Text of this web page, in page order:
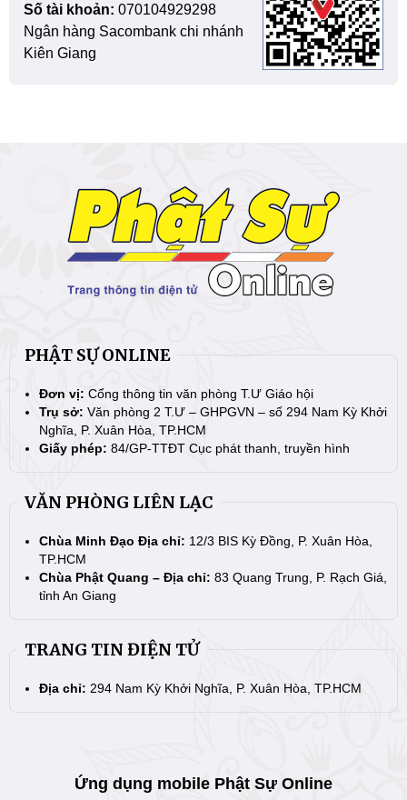
Số tài khoản: 070104929298
Ngân hàng Sacombank chi nhánh
Kiên Giang
PHẬT SỰ ONLINE
Đơn vị: Cổng thông tin văn phòng T.Ư Giáo hội
Trụ sở: Văn phòng 2 T.Ư – GHPGVN – số 294 Nam Kỳ Khởi
Nghĩa, P. Xuân Hòa, TP.HCM
Giấy phép: 84/GP-TTĐT Cục phát thanh, truyền hình
VĂN PHÒNG LIÊN LẠC
Chùa Minh Đạo Địa chỉ: 12/3 BIS Kỳ Đồng, P. Xuân Hòa,
TP.HCM
Chùa Phật Quang – Địa chỉ: 83 Quang Trung, P. Rạch Giá,
tỉnh An Giang
TRANG TIN ĐIỆN TỬ
Địa chỉ: 294 Nam Kỳ Khởi Nghĩa, P. Xuân Hòa, TP.HCM
Ứng dụng mobile Phật Sự Online